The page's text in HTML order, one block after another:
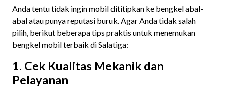
Anda tentu tidak ingin mobil dititipkan ke bengkel abal-
abal atau punya reputasi buruk. Agar Anda tidak salah
pilih, berikut beberapa tips praktis untuk menemukan
bengkel mobil terbaik di Salatiga:
1. Cek Kualitas Mekanik dan
Pelayanan